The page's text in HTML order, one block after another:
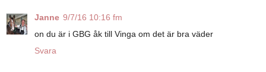
Janne 9/7/16 10:16 fm
on du är i GBG åk till Vinga om det är bra väder
Svara